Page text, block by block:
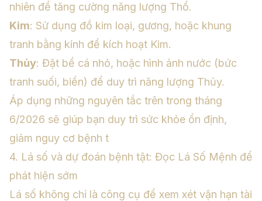
nhiên để tăng cường năng lượng Thổ.
Kim: Sử dụng đồ kim loại, gương, hoặc khung
tranh bằng kính để kích hoạt Kim.
Thủy: Đặt bể cá nhỏ, hoặc hình ảnh nước (bức
tranh suối, biển) để duy trì năng lượng Thủy.
Áp dụng những nguyên tắc trên trong tháng
6/2026 sẽ giúp bạn duy trì sức khỏe ổn định,
giảm nguy cơ bệnh t
4. Lá số và dự đoán bệnh tật: Đọc Lá Số Mệnh để
phát hiện sớm
Lá số không chỉ là công cụ để xem xét vận hạn tài